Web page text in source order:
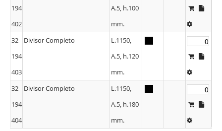
194
402
A.5, h.100
mm.
32
194
403
Divisor Completo
L.1150,
A.5, h.120
mm.
32
194
404
Divisor Completo
L.1150,
A.5, h.180
mm.